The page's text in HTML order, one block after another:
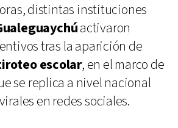
distintas instituciones
activaron
tras la aparición de
escolar, en el marco de
se replica a nivel nacional
en redes sociales.